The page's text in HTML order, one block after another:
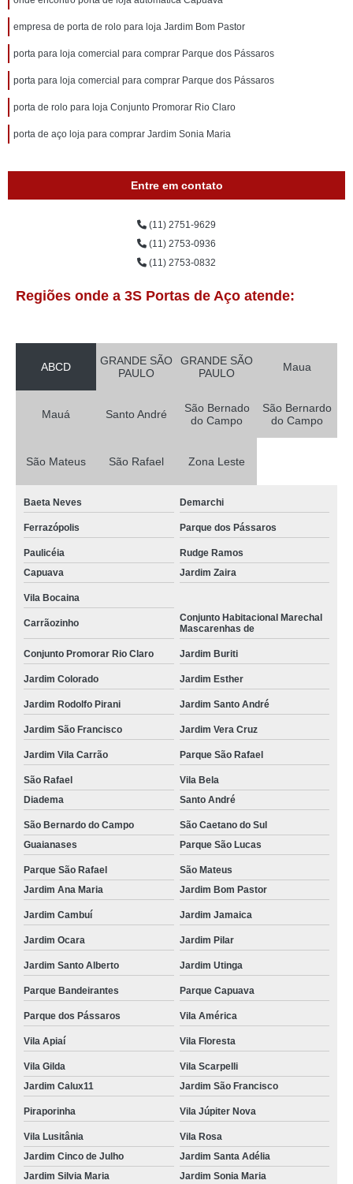
empresa de porta de rolo para loja Jardim Bom Pastor
porta para loja comercial para comprar Parque dos Pássaros
porta para loja comercial para comprar Parque dos Pássaros
porta de rolo para loja Conjunto Promorar Rio Claro
porta de aço loja para comprar Jardim Sonia Maria
Entre em contato
(11) 2751-9629
(11) 2753-0936
(11) 2753-0832
Regiões onde a 3S Portas de Aço atende:
ABCD
GRANDE SÃO
PAULO
GRANDE SÃO
PAULO
Maua
Mauá Santo André
São Bernado
do Campo
São Bernardo
do Campo
São Mateus São Rafael Zona Leste
Baeta Neves Demarchi
Ferrazópolis Parque dos Pássaros
Paulicéia
Rudge Ramos
Capuava
Jardim Zaira
Vila Bocaina
Carrãozinho
Conjunto Habitacional Marechal
Mascarenhas de
Conjunto Promorar Rio Claro Jardim Buriti
Jardim Colorado Jardim Esther
Jardim Rodolfo Pirani Jardim Santo André
Jardim São Francisco Jardim Vera Cruz
Jardim Vila Carrão Parque São Rafael
São Rafael
Vila Bela
Diadema
Santo André
São Bernardo do Campo
São Caetano do Sul
Guaianases
Parque São Lucas
Parque São Rafael
São Mateus
Jardim Ana Maria
Jardim Bom Pastor
Jardim Cambuí Jardim Jamaica
Jardim Ocara Jardim Pilar
Jardim Santo Alberto Jardim Utinga
Parque Bandeirantes Parque Capuava
Parque dos Pássaros Vila América
Vila Apiaí Vila Floresta
Vila Gilda
Vila Scarpelli
Jardim Calux11
Jardim São Francisco
Piraporinha Vila Júpiter Nova
Vila Lusitânia
Vila Rosa
Jardim Cinco de Julho
Jardim Santa Adélia
Jardim Silvia Maria
Jardim Sonia Maria